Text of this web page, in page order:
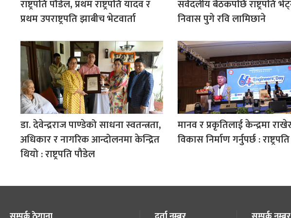
राष्ट्रपति पौडेल, प्रथम राष्ट्रपति यादव र
प्रथम उपराष्ट्रपति झाबीच भेटवार्ता
सर्वदलीय बैठकपछि राष्ट्रपति
निवास पुगे रवि लामिछाने
डा. देवेन्द्रराज पाण्डेको साधना स्वतन्त्रता,
अधिकार र नागरिक आन्दोलनमा केन्द्रित
थियो : राष्ट्रपति पौडेल
मानव र प्रकृतिलाई केन्द्रमा
विकास निर्माण गर्नुपर्छ :